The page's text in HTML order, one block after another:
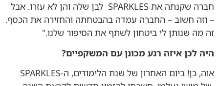
חברה שקנתה את SPARKLES לבן שלה והן לא עזרו. אבל
– וזה חשוב – החברה עמדה בהבטחתה והחזירה את הכסף.
זה מה שנותן לי ביטחון לשתף את הסיפור שלנו."
היה לכן איזה רגע מכונן עם המשקפיים?
אוה, כן! ביום האחרון של שנת הלימודים, ה-SPARKLES